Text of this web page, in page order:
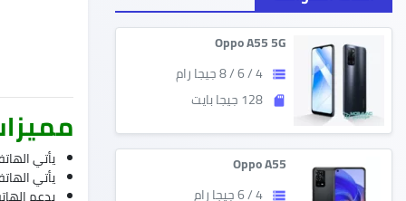
Oppo A55 5G
storage 4 / 6 / 8 جيجا رام
sd_storage 128 جيجا بايت
Oppo A55
storage 4 / 6 جيجا رام
يأتي
يأتي